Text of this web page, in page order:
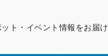
ト・ イベント情報をお届け